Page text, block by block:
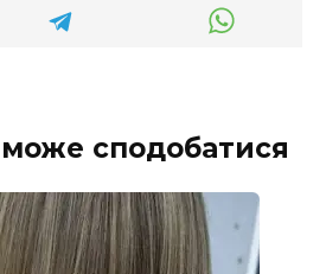
сподобатися